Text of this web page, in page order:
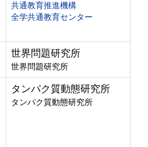
共通教育推進機構
全学共通教育センター
世界問題研究所
世界問題研究所
タンパク質動態研究所
タンパク質動態研究所